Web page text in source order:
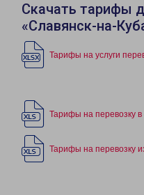
Скачать тарифы
«Славянск-на-
Тарифы на услуги
Тарифы на перевозку
Тарифы на перевозку